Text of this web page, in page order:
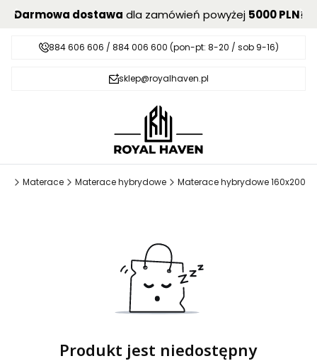
Darmowa dostawa dla zamówień powyżej 5000 PLN!
884 606 606 / 884 006 600 (pon-pt: 8-20 / sob 9-16)
sklep@royalhaven.pl
Materace Materace hybrydowe Materace hybrydowe 160x200
Produkt jest niedostępny